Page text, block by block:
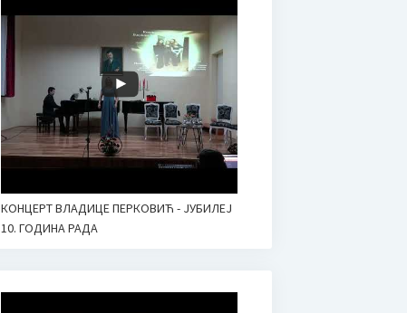
КОНЦЕРТ ВЛАДИЦЕ ПЕРКОВИЋ - ЈУБИЛЕЈ
10. ГОДИНА РАДА